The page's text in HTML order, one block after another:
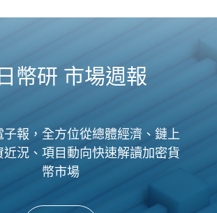
幣研 市場週報
子報，全方位從總體經濟、鏈上
近況、項目動向快速解讀加密貨
幣市場